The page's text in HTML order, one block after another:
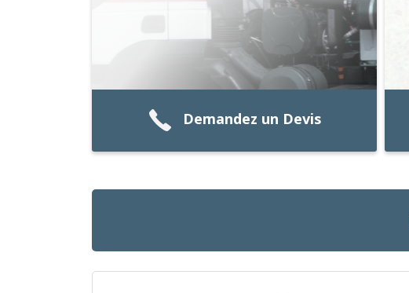
Demandez un Devis